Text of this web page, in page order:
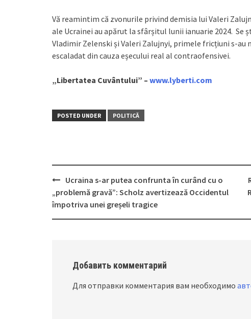
Vă reamintim că zvonurile privind demisia lui Valeri
ale Ucrainei au apărut la sfârșitul lunii ianuarie 2024.
Vladimir Zelenski și Valeri Zalujnyi, primele fricțiuni s-au
escaladat din cauza eșecului real al contraofensivei.
„Libertatea Cuvântului” – www.lyberti.com
POSTED UNDER POLITICĂ
Post
navigation
Ucraina s-ar putea confrunta în curând cu o
„problemă gravă”: Scholz avertizează Occidentul
împotriva unei greșeli tragice
Добавить комментарий
Для отправки комментария вам необходимо